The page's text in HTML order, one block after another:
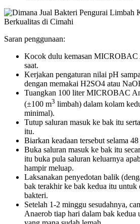
Saran penggunaan:
Kocok dulu kemasan MICROBAC
saat.
Kerjakan pengaturan nilai pH
dengan memakai H2SO4 atau
Tuangkan 100 liter MICROBAC
(±100 m3 limbah) dalam kolam
minimal).
Tutup saluran masuk ke bak itu
itu.
Biarkan keadaan tersebut selama
Buka saluran masuk ke bak itu
itu buka pula saluran keluarnya
hampir meluap.
Laksanakan penyedotan balik
bak terakhir ke bak kedua itu untuk
bakteri.
Setelah 1-2 minggu sesudahnya,
Anaerob tiap hari dalam bak kedua